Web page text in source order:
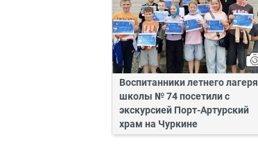
Воспитанники летнего лагеря
школы № 74 посетили с
экскурсией Порт-Артурский
храм на Чуркине